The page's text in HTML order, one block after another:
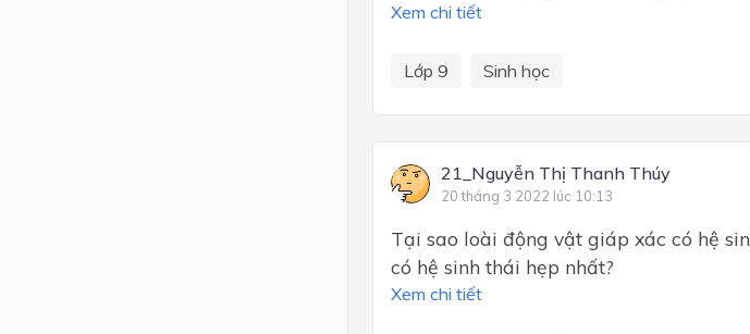
Xem chi tiết
Lớp 9 Sinh học
21_Nguyễn Thị Thanh Thúy
20 tháng 3 2022 lúc 10:13
Tại sao loài động vật giáp xác có hệ
có hệ sinh thái hẹp nhất?
Xem chi tiết